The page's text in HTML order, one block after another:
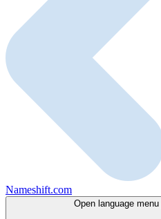
Nameshift.com
Open language menu